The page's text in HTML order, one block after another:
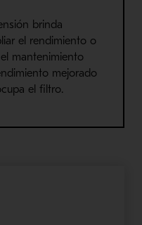
brinda
el rendimiento o
mantenimiento
mejorado
el filtro.